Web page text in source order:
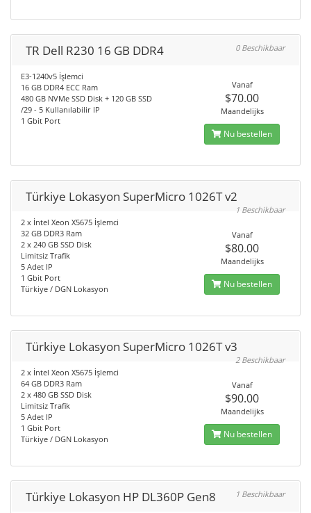
TR Dell R230 16 GB DDR4 0 Beschikbaar
E3-1240v5 İşlemci
16 GB DDR4 ECC Ram
480 GB NVMe SSD Disk + 120 GB SSD
/29 - 5 Kullanılabilir IP
1 Gbit Port
Vanaf
$70.00
Maandelijks
Nu bestellen
Türkiye Lokasyon SuperMicro 1026T v2
1 Beschikbaar
2 x İntel Xeon X5675 İşlemci
32 GB DDR3 Ram
2 x 240 GB SSD Disk
Limitsiz Trafik
5 Adet IP
1 Gbit Port
Türkiye / DGN Lokasyon
Vanaf
$80.00
Maandelijks
Nu bestellen
Türkiye Lokasyon SuperMicro 1026T v3
2 Beschikbaar
2 x İntel Xeon X5675 İşlemci
64 GB DDR3 Ram
2 x 480 GB SSD Disk
Limitsiz Trafik
5 Adet IP
1 Gbit Port
Türkiye / DGN Lokasyon
Vanaf
$90.00
Maandelijks
Nu bestellen
Türkiye Lokasyon HP DL360P Gen8 1 Beschikbaar